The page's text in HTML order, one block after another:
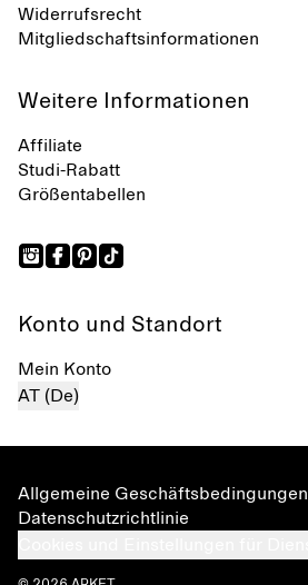
Widerrufsrecht
Mitgliedschaftsinformationen
Weitere Informationen
Affiliate
Studi-Rabatt
Größentabellen
Konto und Standort
Mein Konto
AT (De)
Allgemeine Geschäftsbedingungen
Datenschutzrichtlinie